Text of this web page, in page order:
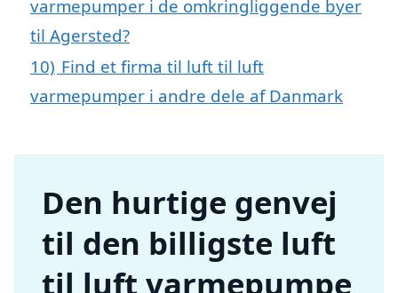
varmepumper i de omkringliggende byer
til Agersted?
10) Find et firma til luft til luft
varmepumper i andre dele af Danmark
Den hurtige genvej
til den billigste luft
til luft varmepumpe